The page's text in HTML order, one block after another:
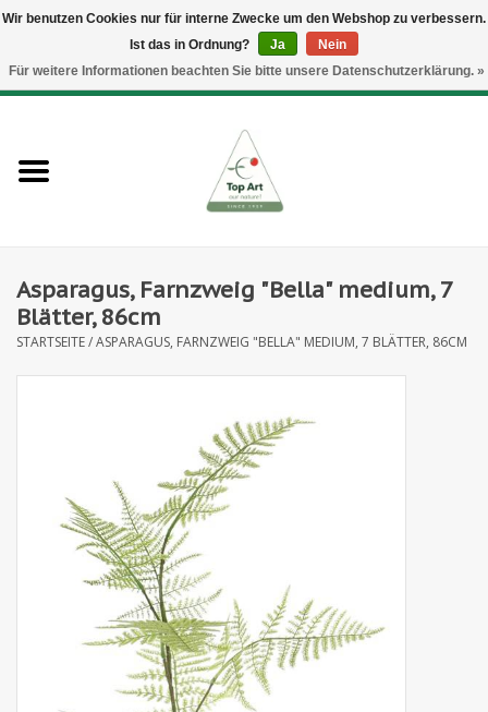
/BGN/DKK /ISK/NOK
0 Artikel - €--,--
Neues
Blumenzubehör
Kunstblumen
Blatt- und Beerenzweige
Kunstobst
Asparagus, Farnzweig "Bella" medium, 7
Blätter, 86cm
STARTSEITE/ASPARAGUS, FARNZWEIG "BELLA" MEDIUM, 7 BLÄTTER, 86CM
Wir benutzen Cookies nur für interne Zwecke um den Webshop zu verbessern.
Ist das in Ordnung?
Ja
Nein
Für weitere Informationen beachten Sie bitte unsere Datenschutzerklärung. »